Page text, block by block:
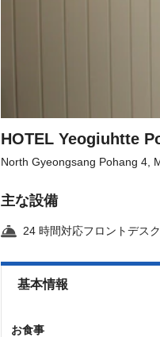
changing
dates.
HOTEL Yeogiuhtte
North Gyeongsang Pohang 4,
主な設備
24 時間対応フロントデスク
基本情報
お食事